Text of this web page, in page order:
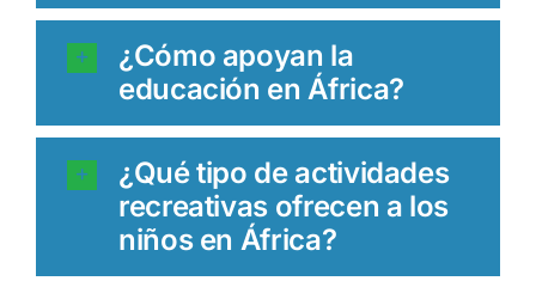
¿Cómo apoyan la
educación en África?
¿Qué tipo de actividades
recreativas ofrecen a los
niños en África?